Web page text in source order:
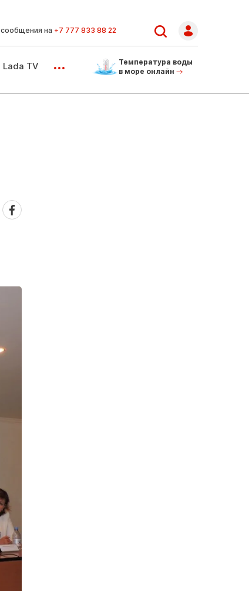
на +7 777 833 88 22
Lada TV ...
Температура воды
в море онлайн